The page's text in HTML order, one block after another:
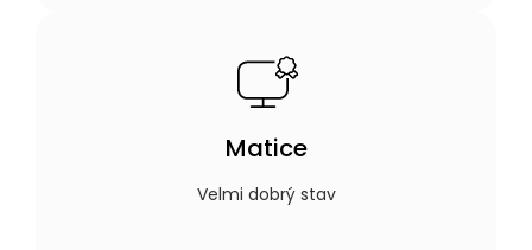
Matice
Velmi dobrý stav